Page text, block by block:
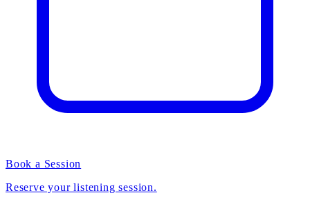
Book a Session
Reserve your listening session.